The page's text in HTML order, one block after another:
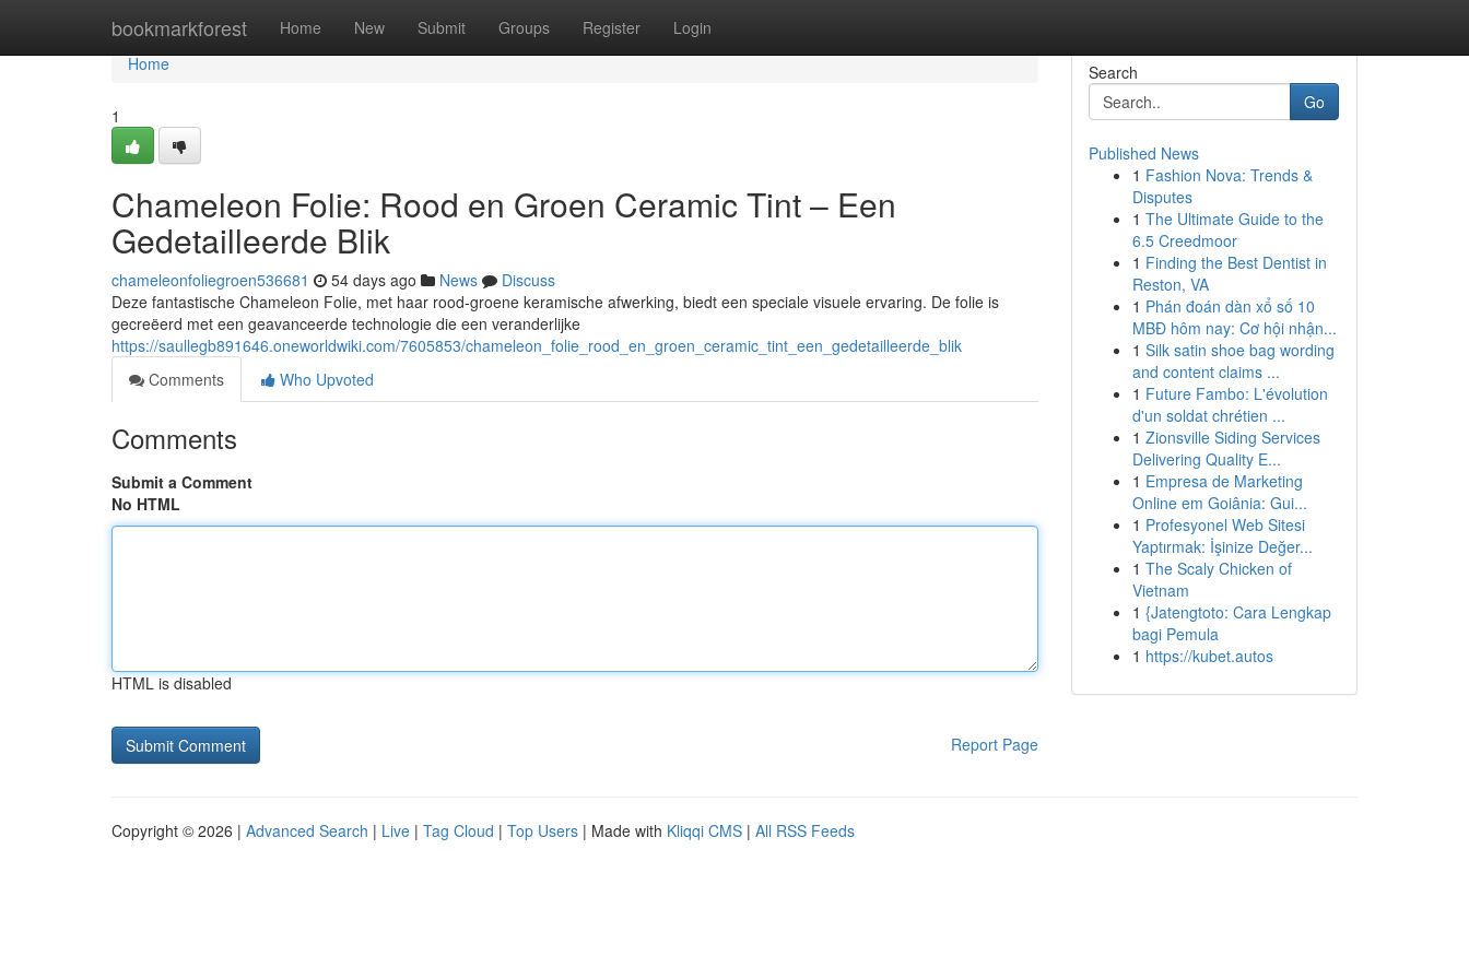
bookmarkforest Home New Submit Groups Register Login
Home
Home
1
Chameleon Folie: Rood en Groen Ceramic Tint – Een
Gedetailleerde Blik
chameleonfoliegroen536681 54 days ago News
Discuss
Deze fantastische Chameleon Folie, met haar rood-groene keramische afwerking, biedt een speciale visuele ervaring. De folie is
gecreëerd met een geavanceerde technologie die een veranderlijke
https://saullegb891646.oneworldwiki.com/7605853/chameleon_folie_rood_en_groen_ceramic_tint_een_gedetailleerde_blik
Comments
Who Upvoted
Comments
Submit a Comment
No HTML
HTML is disabled
Report Page
Search
Go
Published News
1 Fashion Nova: Trends &
Disputes
1 The Ultimate Guide to the
6.5 Creedmoor
1 Finding the Best Dentist in
Reston, VA
1 Phán đoán dàn xổ số 10
MBĐ hôm nay: Cơ hội nhận...
1 Silk satin shoe bag wording
and content claims ...
1 Future Fambo: L'évolution
d'un soldat chrétien ...
1 Zionsville Siding Services
Delivering Quality E...
1 Empresa de Marketing
Online em Goiânia: Gui...
1 Profesyonel Web Sitesi
Yaptırmak: İşinize Değer...
1 The Scaly Chicken of
Vietnam
1 {Jatengtoto: Cara Lengkap
bagi Pemula
1 https://kubet.autos
Copyright © 2026 | Advanced Search | Live | Tag Cloud | Top Users | Made with Kliqqi CMS | All RSS Feeds